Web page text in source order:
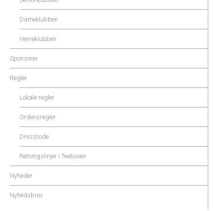
Dameklubben
Herreklubben
Sponsorer
Regler
Lokale regler
Ordensregler
Dresscode
Retningslinjer i Teeboxen
Nyheder
Nyhedsbrev